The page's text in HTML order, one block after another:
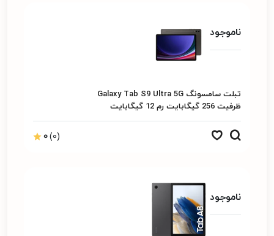
ناموجود
تبلت سامسونگ Galaxy Tab S9 Ultra 5G
ظرفیت 256 گیگابایت رم 12 گیگابایت
0(0)
ناموجود